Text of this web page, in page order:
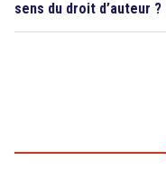
sens du droit d’auteur ?